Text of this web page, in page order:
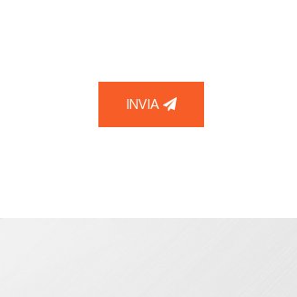
INVIA